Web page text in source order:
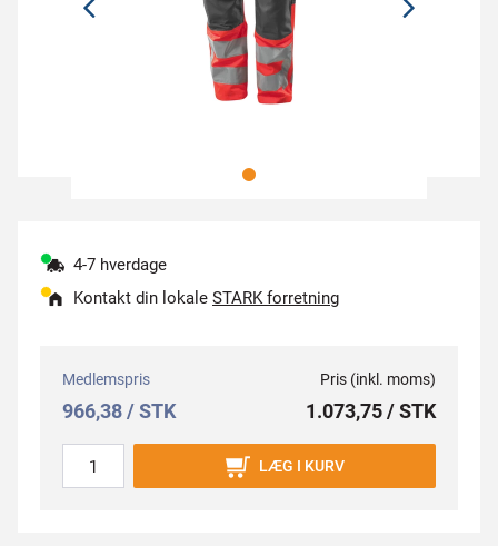
4-7 hverdage
Kontakt din lokale STARK forretning
Medlemspris
966,38 / STK
Pris (inkl. moms)
1.073,75 / STK
LÆG I KURV